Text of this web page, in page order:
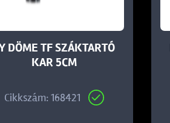
DÖME TF SZÁKTARTÓ
KAR 5CM
Cikkszám: 168421